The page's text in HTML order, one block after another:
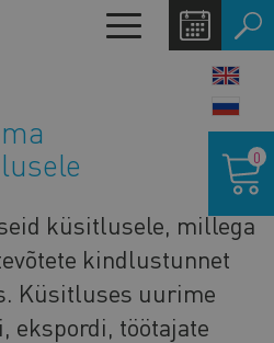
Toggle
navigation
küsitlusele, millega
kindlustunnet
Küsitluses uurime
ekspordi, töötajate
0